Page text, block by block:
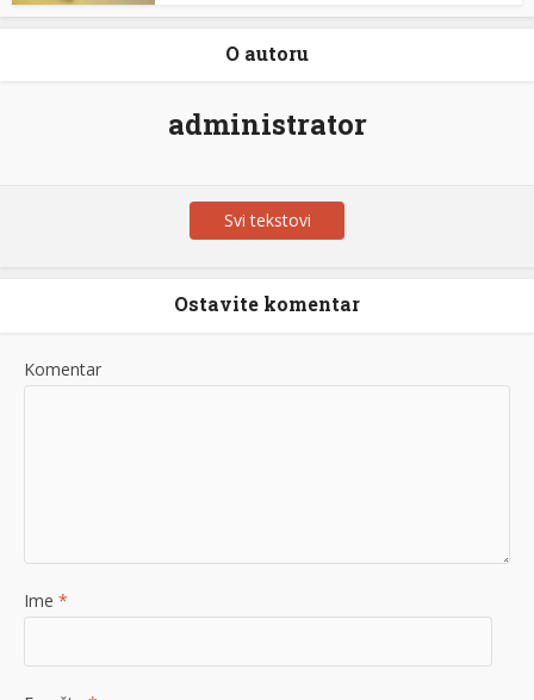
O autoru
administrator
Svi tekstovi
Ostavite komentar
Komentar
Ime *